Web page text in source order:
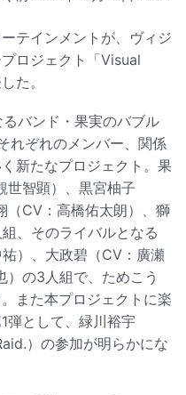
テインメントが、ヴィジ
ロジェクト「Visual
た。
バンド・果実のバブル
れぞれのメンバー、関係
新たなプロジェクト。果
世智顕）、黒宮柚子
（CV：高橋佑太朗）、獅
、そのライバルとなる
）、大政碧（CV：廣瀬
）の3人組で、ためこう
また本プロジェクトに楽
弾として、緑川裕宇
）の参加が明らかにな